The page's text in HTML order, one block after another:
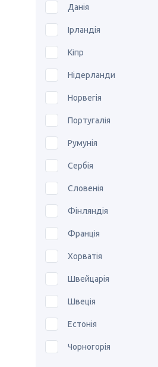
Данія
Ірландія
Кіпр
Нідерланди
Норвегія
Португалія
Румунія
Сербія
Словенія
Фінляндія
Франція
Хорватія
Швейцарія
Швеція
Естонія
Чорногорія